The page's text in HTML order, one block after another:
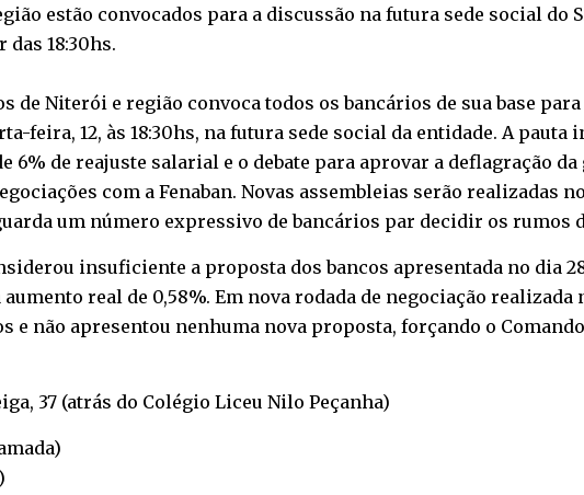
estão convocados para a discussão na futura sede social do
18:30hs.
de Niterói e região convoca todos os bancários de sua base
feira, 12, às 18:30hs, na futura sede social da entidade. A
6% de reajuste salarial e o debate para aprovar a deflagração
com a Fenaban. Novas assembleias serão realizadas
um número expressivo de bancários par decidir os rumos
insuficiente a proposta dos bancos apresentada no dia
real de 0,58%. Em nova rodada de negociação realizada
e não apresentou nenhuma nova proposta, forçando o
37 (atrás do Colégio Liceu Nilo Peçanha)